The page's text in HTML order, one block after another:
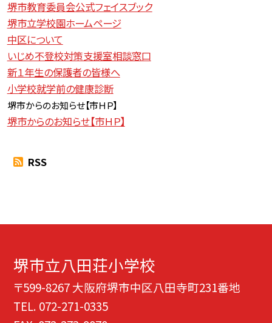
堺市教育委員会公式フェイスブック
堺市立学校園ホームページ
中区について
いじめ不登校対策支援室相談窓口
新１年生の保護者の皆様へ
小学校就学前の健康診断
堺市からのお知らせ【市ＨＰ】
堺市からのお知らせ【市ＨＰ】
RSS
堺市立八田荘小学校
〒599-8267 大阪府堺市中区八田寺町231番地
TEL. 072-271-0335